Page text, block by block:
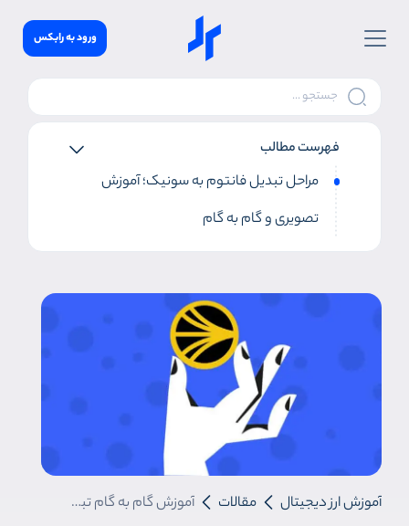
ورود به رابکس
فهرست مطالب
مراحل تبدیل فانتوم به سونیک؛ آموزش
تصویری و گام به گام
آموزش ارز دیجیتال مقالات آموزش گام به گام تبدیل فانتوم به سونیک + آموزش تصویری